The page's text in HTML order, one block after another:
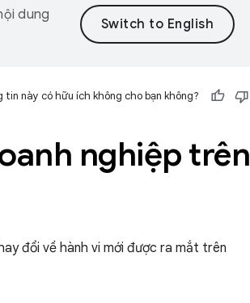
dung
tin này có hữu ích không cho bạn không?
nghiệp trên
đổi về hành vi mới được ra mắt trên